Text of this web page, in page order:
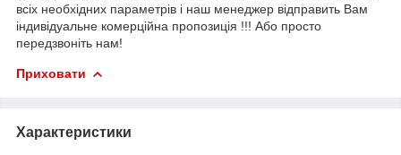
всіх необхідних параметрів і наш менеджер відправить Вам
індивідуальне комерційна пропозиція !!! Або просто
передзвоніть нам!
Приховати
Характеристики